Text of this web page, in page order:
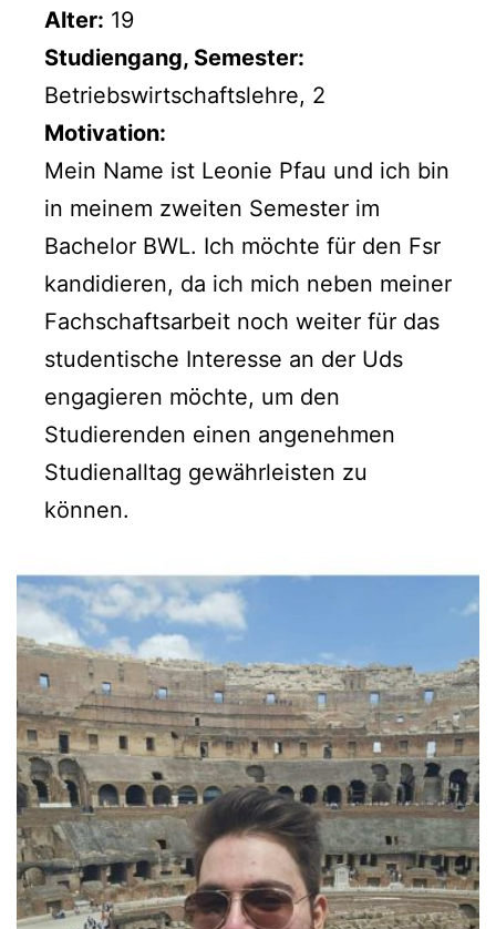
Alter: 19
Studiengang, Semester:
Betriebswirtschaftslehre, 2
Motivation:
Mein Name ist Leonie Pfau und ich bin
in meinem zweiten Semester im
Bachelor BWL. Ich möchte für den Fsr
kandidieren, da ich mich neben meiner
Fachschaftsarbeit noch weiter für das
studentische Interesse an der Uds
engagieren möchte, um den
Studierenden einen angenehmen
Studienalltag gewährleisten zu
können.